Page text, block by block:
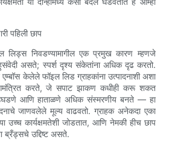
पहिली छाप
लिड्स निवडण्यामागील एक प्रमुख कारण म्हणजे
असते; स्पर्श दृश्य संकेतांना अधिक दृढ करतो.
केलेले फॉइल लिड ग्राहकांना उत्पादनाशी अशा
आमंत्रित करते, जे सपाट झाकण कधीही करू शकत
उघडणे आणि हाताळणे अधिक संस्मरणीय बनते — हा
जाणवलेले मूल्य वाढवतो. ग्राहक अनेकदा एका
उच्च कार्यक्षमतेशी जोडतात, आणि नेमकी हीच छाप
ब्रँड्सचे उद्दिष्ट असते.